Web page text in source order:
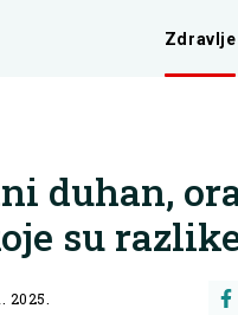
Zdravlje
duhan,
su
2025.